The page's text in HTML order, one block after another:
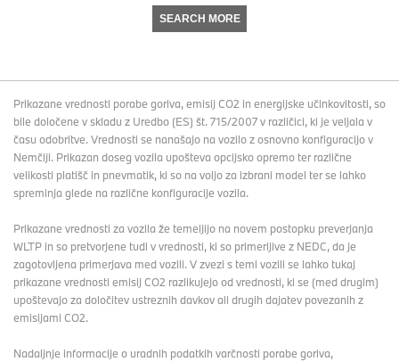
SEARCH MORE
Prikazane vrednosti porabe goriva, emisij CO2 in energijske učinkovitosti, so
bile določene v skladu z Uredbo (ES) št. 715/2007 v različici, ki je veljala v
času odobritve. Vrednosti se nanašajo na vozilo z osnovno konfiguracijo v
Nemčiji. Prikazan doseg vozila upošteva opcijsko opremo ter različne
velikosti platišč in pnevmatik, ki so na voljo za izbrani model ter se lahko
spreminja glede na različne konfiguracije vozila.
Prikazane vrednosti za vozila že temeljijo na novem postopku preverjanja
WLTP in so pretvorjene tudi v vrednosti, ki so primerljive z NEDC, da je
zagotovljena primerjava med vozili. V zvezi s temi vozili se lahko tukaj
prikazane vrednosti emisij CO2 razlikujejo od vrednosti, ki se (med drugim)
upoštevajo za določitev ustreznih davkov ali drugih dajatev povezanih z
emisijami CO2.
Nadaljnje informacije o uradnih podatkih varčnosti porabe goriva,